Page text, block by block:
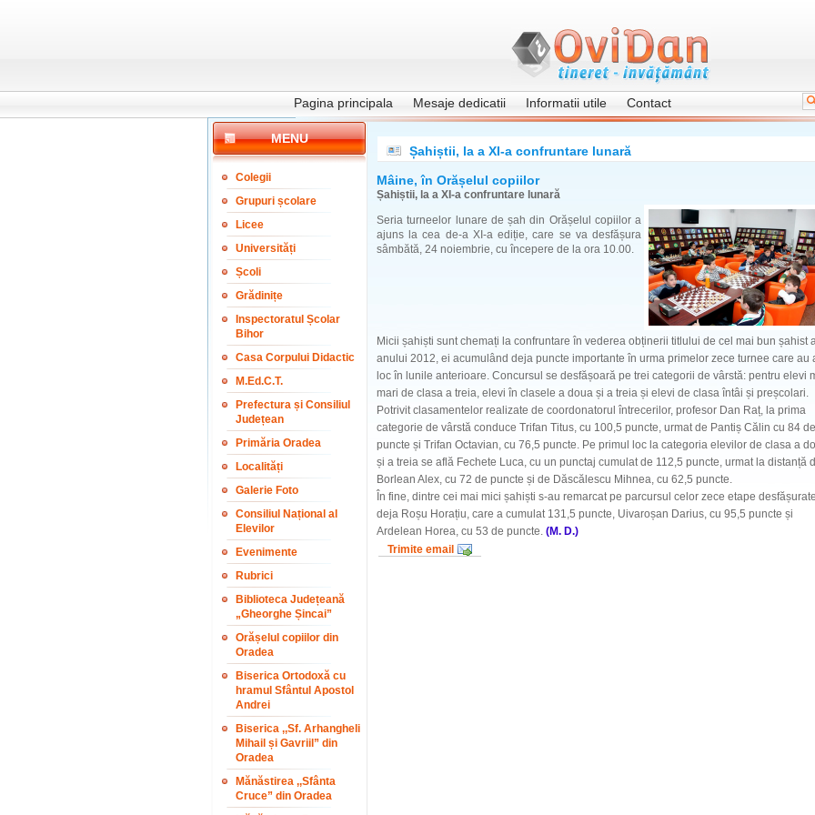
Pagina principala Mesaje dedicatii Informatii utile Contact
MENU
Colegii
Grupuri școlare
Licee
Universități
Școli
Grădinițe
Inspectoratul Școlar
Bihor
Casa Corpului Didactic
M.Ed.C.T.
Prefectura și Consiliul
Județean
Primăria Oradea
Localități
Galerie Foto
Consiliul Național al
Elevilor
Evenimente
Rubrici
Biblioteca Județeană
„Gheorghe Șincai”
Orășelul copiilor din
Oradea
Biserica Ortodoxă cu
hramul Sfântul Apostol
Andrei
Biserica ,,Sf. Arhangheli
Mihail și Gavriil” din
Oradea
Mănăstirea ,,Sfânta
Cruce” din Oradea
Șahiștii, la a XI-a confruntare lunară
Mâine, în Orășelul copiilor
Șahiștii, la a XI-a confruntare lunară
Seria turneelor lunare de șah din Orășelul copiilor a
ajuns la cea de-a XI-a ediție, care se va desfășura
sâmbătă, 24 noiembrie, cu începere de la ora 10.00.
Micii șahiști sunt chemați la confruntare în vederea obținerii titlului de cel mai bun șahist
anului 2012, ei acumulând deja puncte importante în urma primelor zece turnee care au
loc în lunile anterioare. Concursul se desfășoară pe trei categorii de vârstă: pentru elevi
mari de clasa a treia, elevi în clasele a doua și a treia și elevi de clasa întâi și preșcolari.
Potrivit clasamentelor realizate de coordonatorul întrecerilor, profesor Dan Raț, la prima
categorie de vârstă conduce Trifan Titus, cu 100,5 puncte, urmat de Pantiș Călin cu 84 de
puncte și Trifan Octavian, cu 76,5 puncte. Pe primul loc la categoria elevilor de clasa a
și a treia se află Fechete Luca, cu un punctaj cumulat de 112,5 puncte, urmat la distanță
Borlean Alex, cu 72 de puncte și de Dăscălescu Mihnea, cu 62,5 puncte.
În fine, dintre cei mai mici șahiști s-au remarcat pe parcursul celor zece etape desfășurate
deja Roșu Horațiu, care a cumulat 131,5 puncte, Uivaroșan Darius, cu 95,5 puncte și
Ardelean Horea, cu 53 de puncte. (M. D.)
Trimite email